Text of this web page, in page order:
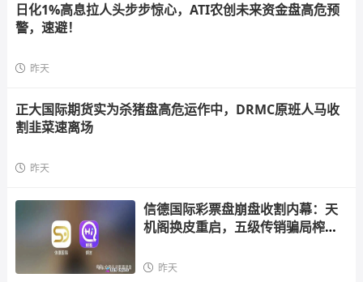
日化1%高息拉人头步步惊心，ATI农创未来资金盘高危预
警，速避！
昨天
正大国际期货实为杀猪盘高危运作中，DRMC原班人马收
割韭菜速离场
昨天
信德国际彩票盘崩盘收割内幕：天
机阁换皮重启，五级传销骗局榨干
昨天